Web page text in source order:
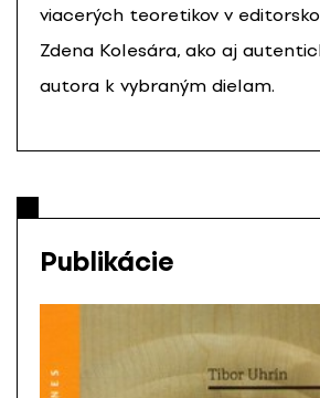
viacerých teoretikov v
Zdena Kolesára, ako aj
autora k vybraným dielam.
Publikácie